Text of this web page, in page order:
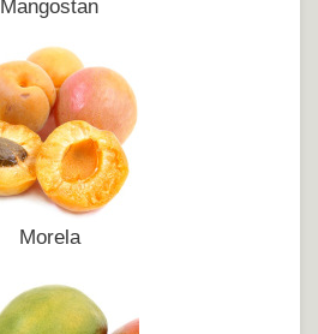
Mangostan
Morela